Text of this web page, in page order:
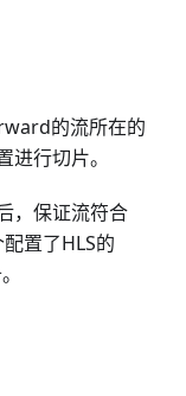
的流所在的
进行切片。
，保证流符合
置了HLS的